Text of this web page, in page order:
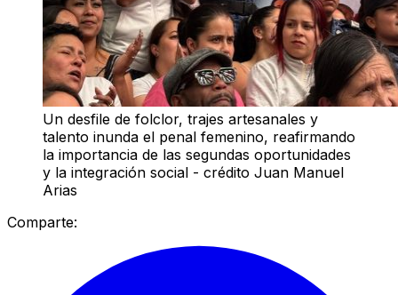
Un desfile de folclor, trajes artesanales y
talento inunda el penal femenino, reafirmando
la importancia de las segundas oportunidades
y la integración social - crédito Juan Manuel
Arias
Comparte: